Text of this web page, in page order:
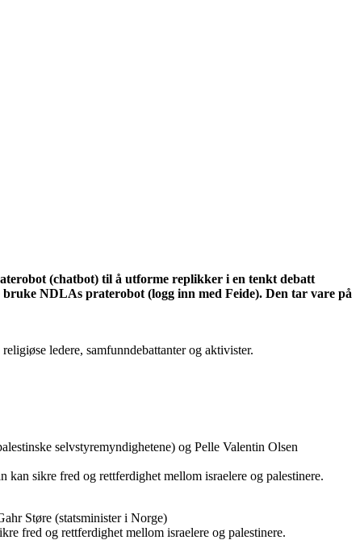
(chatbot) til å utforme replikker i en tenkt debatt
NDLAs praterobot (logg inn med Feide). Den tar vare på
ledere, samfunndebattanter og aktivister.
selvstyremyndighetene) og Pelle Valentin Olsen
sikre fred og rettferdighet mellom israelere og palestinere.
Støre (statsminister i Norge)
fred og rettferdighet mellom israelere og palestinere.